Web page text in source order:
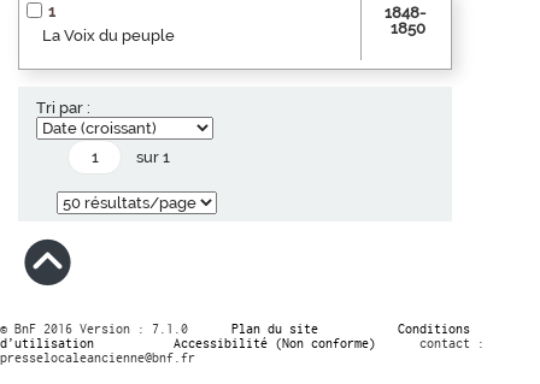
1
La Voix du peuple
1848-
1850
Tri par :
sur 1
© BnF 2016 Version : 7.1.0 Plan du site
Conditions
d’utilisation
Accessibilité (Non conforme)
contact :
presselocaleancienne@bnf.fr